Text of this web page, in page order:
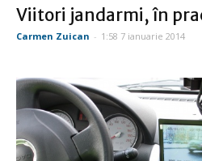
Viitori jandarmi, în
Carmen Zuican - 1:58 7 ianuarie 2014